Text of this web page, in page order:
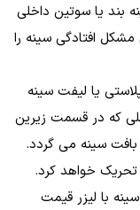
بند یا سوتین داخلی
افتادگی سینه را
یا لیفت سینه
که در قسمت زیرین
بافت سینه می گردد.
تحریک خواهد کرد.
با لیزر قیمت